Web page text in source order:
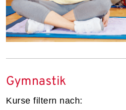
Gymnastik
Kurse filtern nach: